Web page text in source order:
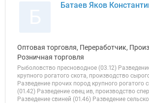
Батаев Яков
Оптовая торговля, Переработчик,
Розничная торговля
Рыболовство пресноводное (03.12)
крупного рогатого скота, производство
Разведение прочих пород крупного рогатого
(01.42) Разведение овец ив, производство
Разведение свиней (01.46) Разведение